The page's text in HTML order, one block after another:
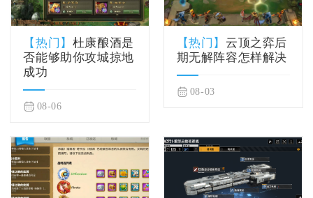
【热门】 杜康酿酒是
否能够助你攻城掠地
成功
08-06
【热门】 云顶之弈后
期无解阵容怎样解决
08-03